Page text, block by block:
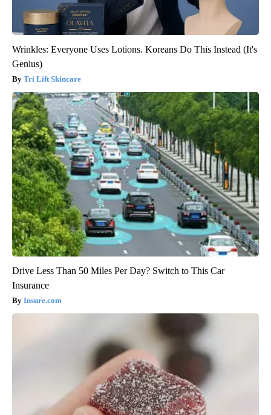
Wrinkles: Everyone Uses Lotions. Koreans Do This Instead (It's
Genius)
Tri Lift Skincare
Drive Less Than 50 Miles Per Day? Switch to This Car
Insurance
Insure.com